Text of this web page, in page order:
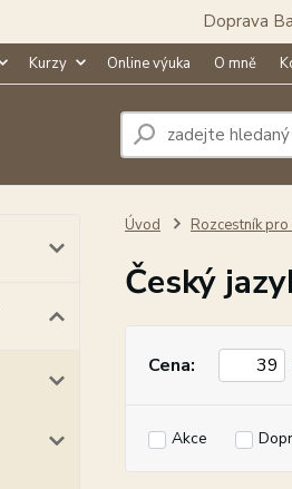
Doprava
Kurzy Online výuka O mně
Úvod Rozcestník
Český
Cena:
Akce